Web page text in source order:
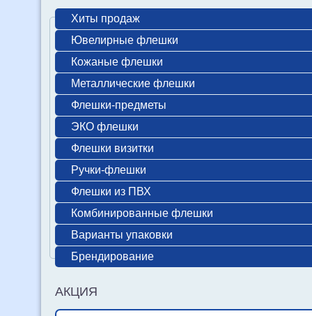
Хиты продаж
Ювелирные флешки
Кожаные флешки
Металлические флешки
Флешки-предметы
ЭКО флешки
Флешки визитки
Ручки-флешки
Флешки из ПВХ
Комбинированные флешки
Варианты упаковки
Брендирование
АКЦИЯ